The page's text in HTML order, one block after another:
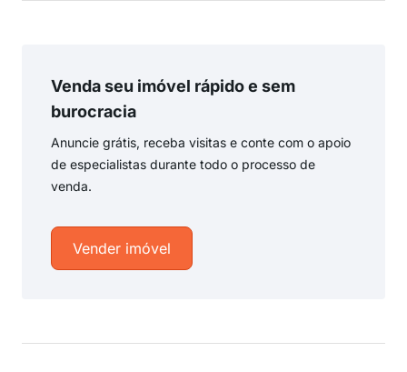
Venda seu imóvel rápido e sem
burocracia
Anuncie grátis, receba visitas e conte com o apoio
de especialistas durante todo o processo de
venda.
Vender imóvel